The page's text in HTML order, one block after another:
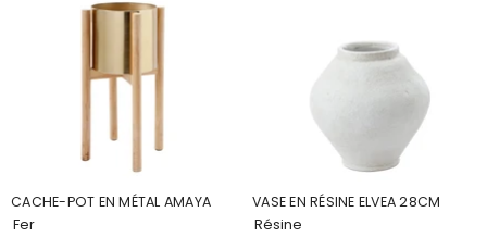
CACHE-POT EN MÉTAL AMAYA
Fer
VASE EN RÉSINE ELVEA 28CM
Résine